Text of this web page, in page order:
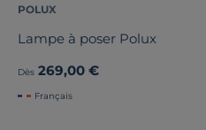
POLUX
Lampe à poser Polux
Dès 269,00 €
Français